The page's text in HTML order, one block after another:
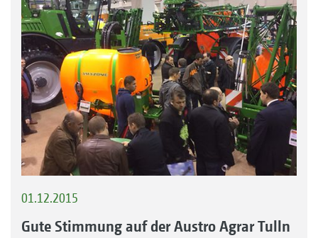
01.12.2015
Gute Stimmung auf der Austro Agrar Tulln